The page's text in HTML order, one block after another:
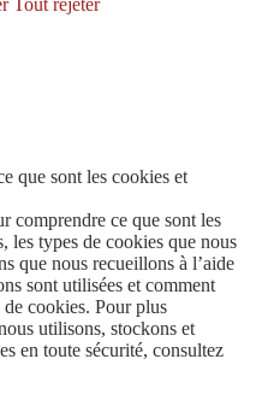
que sont les cookies et
comprendre ce que sont les
les types de cookies que nous
que nous recueillons à l’aide
sont utilisées et comment
cookies. Pour plus
utilisons, stockons et
en toute sécurité, consultez